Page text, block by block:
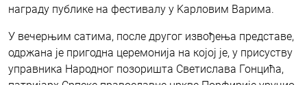
награду публике на фестивалу у Kарловим Варима.
У вечерњим сатима, после другог извођења представе,
одржана је пригодна церемонија на којој је, у присуству
управника Народног позоришта Светислава Гонцића,